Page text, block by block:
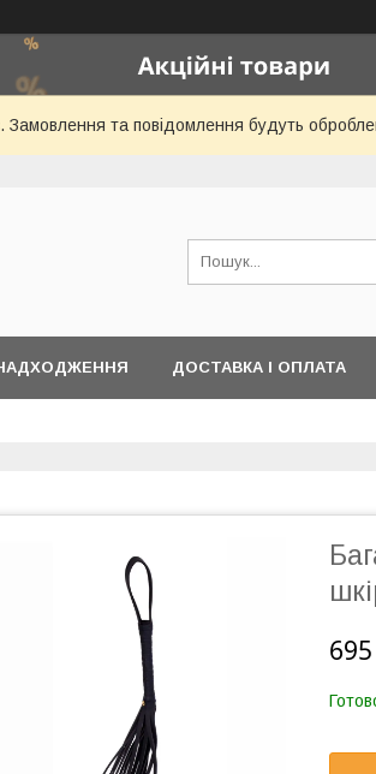
Замовлення та повідомлення будуть
ДОСТАВКА І ОПЛАТА